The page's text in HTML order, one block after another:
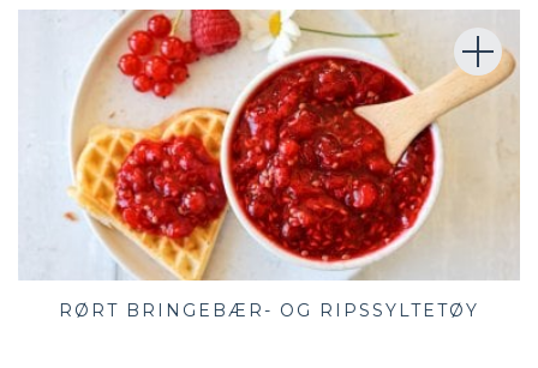
RØRT BRINGEBÆR- OG RIPSSYLTETØY